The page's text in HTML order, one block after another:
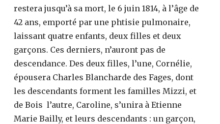
restera jusqu’à sa mort, le 6 juin 1814, à l’âge de
42 ans, emporté par une phtisie pulmonaire,
laissant quatre enfants, deux filles et deux
garçons. Ces derniers, n’auront pas de
descendance. Des deux filles, l’une, Cornélie,
épousera Charles Blancharde des Fages, dont
les descendants forment les familles Mizzi, et
de Bois l’autre, Caroline, s’unira à Etienne
Marie Bailly, et leurs descendants : un garçon,